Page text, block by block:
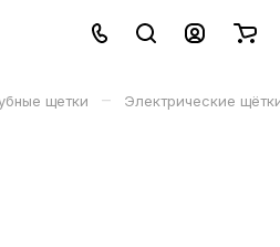
щетки – Электрические